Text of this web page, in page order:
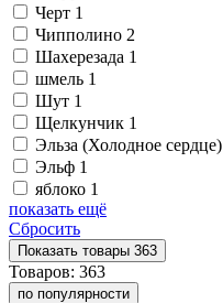
Черт 1
Чипполино 2
Шахерезада 1
шмель 1
Шут 1
Щелкунчик 1
Эльза (Холодное сердце)
Эльф 1
яблоко 1
показать ещё
Сбросить
Показать товары 363
Товаров: 363
по популярности